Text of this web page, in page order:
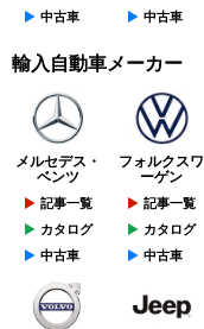
中古車
中古車
輸入自動車メーカー
メルセデス・
ベンツ
記事一覧
カタログ
中古車
フォルクスワ
ーゲン
記事一覧
カタログ
中古車